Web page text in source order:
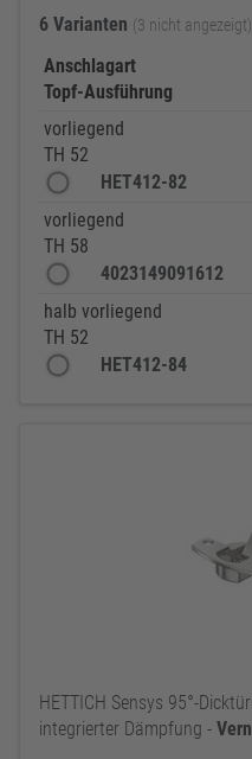
6 Varianten (3 nicht angezeigt)
Anschlagart
Topf-Ausführung
vorliegend
TH 52
HET412-82
vorliegend
TH 58
4023149091612
halb vorliegend
TH 52
HET412-84
HETTICH Sensys 95°-
integrierter Dämpfung -